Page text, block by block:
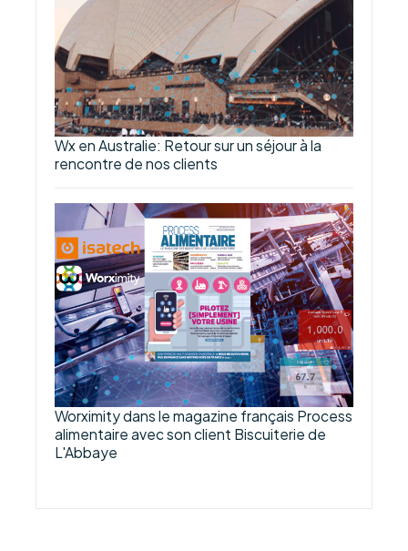
Wx en Australie: Retour sur un séjour à la
rencontre de nos clients
Worximity dans le magazine français Process
alimentaire avec son client Biscuiterie de
L'Abbaye